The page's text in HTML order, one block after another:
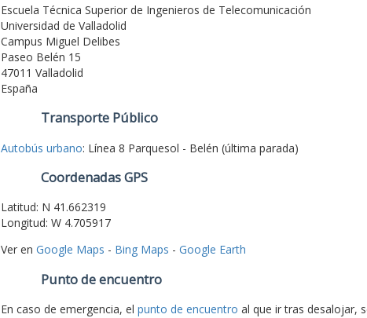
Escuela Técnica Superior de Ingenieros de Telecomunicación
Universidad de Valladolid
Campus Miguel Delibes
Paseo Belén 15
47011 Valladolid
España
Transporte Público
Autobús urbano: Línea 8 Parquesol - Belén (última parada)
Coordenadas GPS
Latitud: N 41.662319
Longitud: W 4.705917
Ver en Google Maps - Bing Maps - Google Earth
Punto de encuentro
En caso de emergencia, el punto de encuentro al que ir tras desalojar,